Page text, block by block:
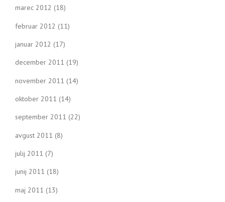
marec 2012 (18)
februar 2012 (11)
januar 2012 (17)
december 2011 (19)
november 2011 (14)
oktober 2011 (14)
september 2011 (22)
avgust 2011 (8)
julij 2011 (7)
junij 2011 (18)
maj 2011 (13)